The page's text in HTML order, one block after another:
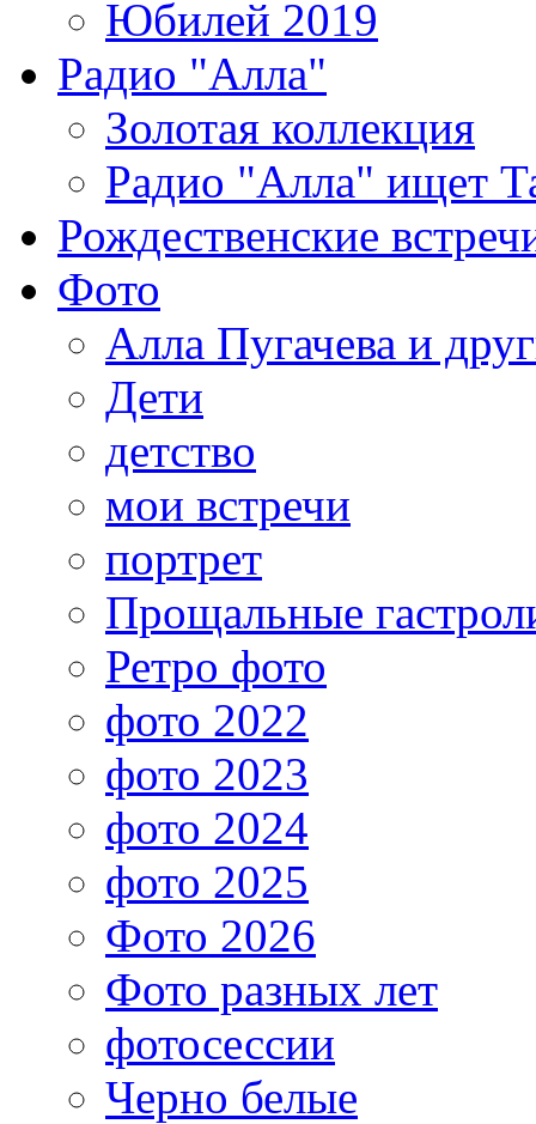
Юбилей 2019
Радио "Алла"
Золотая коллекция
Радио "Алла" ищет
Рождественские
Фото
Алла Пугачева и
Дети
детство
мои встречи
портрет
Прощальные
Ретро фото
фото 2022
фото 2023
фото 2024
фото 2025
Фото 2026
Фото разных лет
фотосессии
Черно белые